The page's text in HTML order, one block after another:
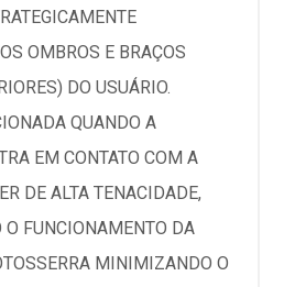
OMBROS E BRAÇOS
DO USUÁRIO.
QUANDO A
EM CONTATO COM A
DE ALTA TENACIDADE,
O FUNCIONAMENTO DA
MINIMIZANDO O